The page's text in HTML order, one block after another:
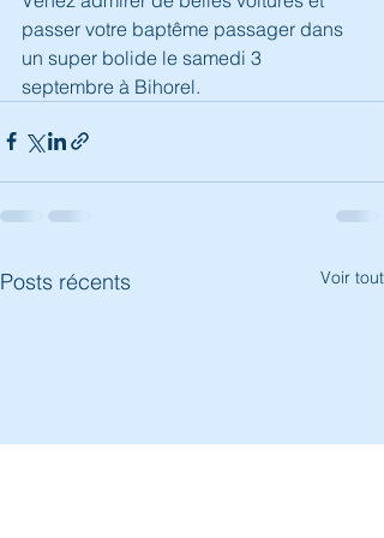
passer votre baptême passager dans
un super bolide le samedi 3
septembre à Bihorel.
Posts récents Voir tout